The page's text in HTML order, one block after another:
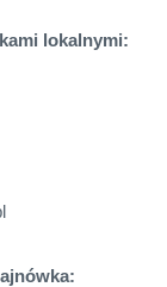
lokalnymi: